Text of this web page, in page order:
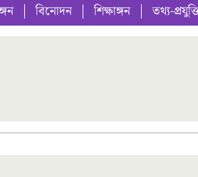
বিনোদন শিক্ষাঙ্গন তথ্য-